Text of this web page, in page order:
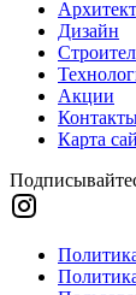
Дизайн
Акции
Карта